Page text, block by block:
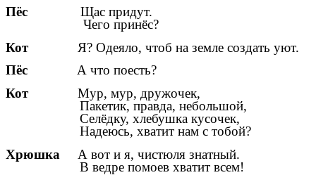
Пёс Щас придут.
Чего принёс?
Кот Я? Одеяло, чтоб на земле создать уют.
Пёс А что поесть?
Кот Мур, мур, дружочек,
Пакетик, правда, небольшой,
Селёдку, хлебушка кусочек,
Надеюсь, хватит нам с тобой?
Хрюшка А вот и я, чистюля знатный.
В ведре помоев хватит всем!